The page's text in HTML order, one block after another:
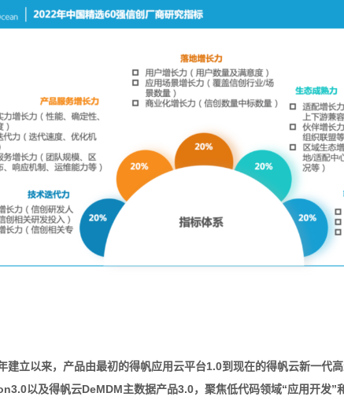
建立以来，产品由最初的得帆应用云平台1.0到现在的得帆云新一代
以及得帆云DeMDM主数据产品3.0， 聚焦低代码领域“应用开发”